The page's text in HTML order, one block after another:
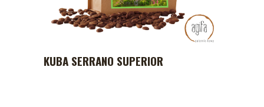
KUBA SERRANO SUPERIOR